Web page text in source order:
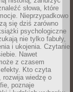
słowa, które
Nieprzypadkowo
się dziś zarówno
psychologiczne
nie tylko fabuły,
i ukojenia. Czytanie
Nawet
z czasem
Kto czyta
rozwija wiedzę o
poznaje